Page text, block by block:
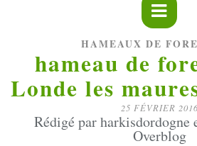
HAMEAUX DE
hameau de
Londe les
25 FÉVRIER 2016
Rédigé par harkisdordogne
Overblog